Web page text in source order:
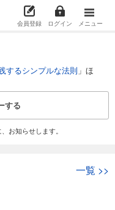
会員登録 ログイン メニュー
するシンプルな法則 」ほ
する
お知らせします。
一覧 >>